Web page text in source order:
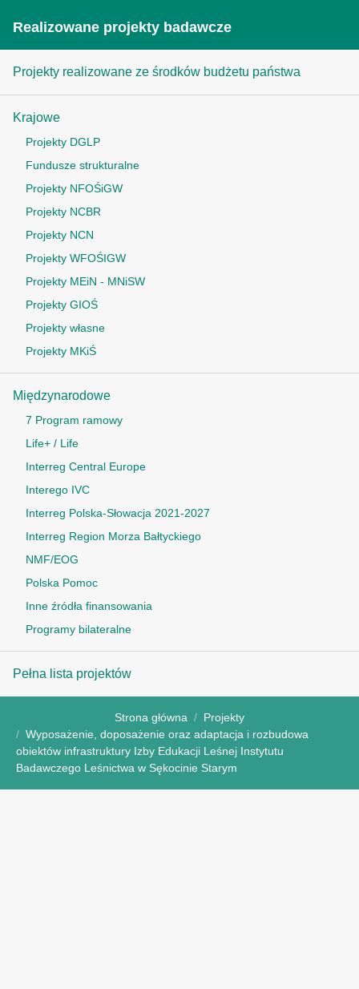
Realizowane projekty badawcze
Projekty realizowane ze środków budżetu państwa
Krajowe
Projekty DGLP
Fundusze strukturalne
Projekty NFOŚiGW
Projekty NCBR
Projekty NCN
Projekty WFOŚIGW
Projekty MEiN - MNiSW
Projekty GIOŚ
Projekty własne
Projekty MKiŚ
Międzynarodowe
7 Program ramowy
Life+ / Life
Interreg Central Europe
Interego IVC
Interreg Polska-Słowacja 2021-2027
Interreg Region Morza Bałtyckiego
NMF/EOG
Polska Pomoc
Inne źródła finansowania
Programy bilateralne
Pełna lista projektów
Strona główna
Projekty
Wyposażenie, doposażenie oraz adaptacja i rozbudowa
obiektów infrastruktury Izby Edukacji Leśnej Instytutu
Badawczego Leśnictwa w Sękocinie Starym